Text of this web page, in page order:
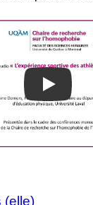
Play
(elle)